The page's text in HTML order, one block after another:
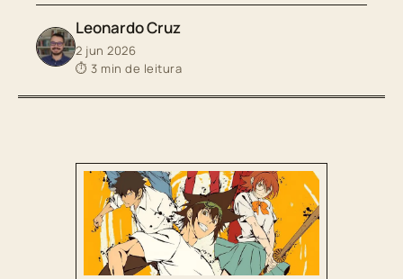
Leonardo Cruz
2 jun 2026
⏱ 3 min de leitura